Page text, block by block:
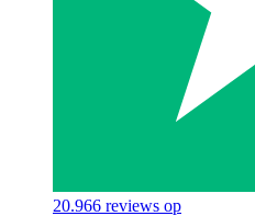
20.966 reviews op